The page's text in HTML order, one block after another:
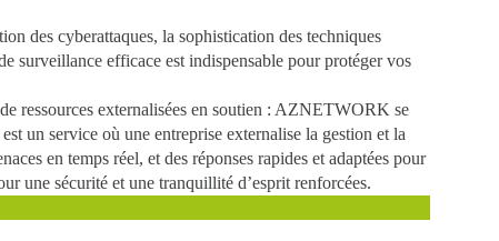
des cyberattaques, la sophistication des techniques
surveillance efficace est indispensable pourprotéger vos
ressources externalisées en soutien : AZNETWORK se
un service où une entreprise externalise la gestion et la
en temps réel, et des réponses rapides et adaptées pour
une sécurité et une tranquillité d’esprit renforcées.